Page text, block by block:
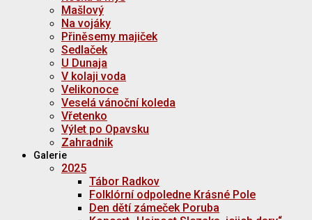
Mašlový
Na vojáky
Přiněsemy majiček
Sedlaček
U Dunaja
V kolaji voda
Velikonoce
Veselá vánoční koleda
Vřetenko
Výlet po Opavsku
Zahradnik
Galerie
2025
Tábor Radkov
Folklórní odpoledne Krásné Pole
Den dětí zámeček Poruba